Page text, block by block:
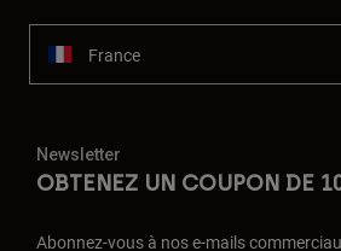
France
Newsletter
OBTENEZ UN COUPON DE
Abonnez-vous à nos e-mails